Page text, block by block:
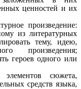
ценностей и их
произведение:
из литературных
тему, идею,
произведения;
героев одного или
элементов сюжета,
средств языка,